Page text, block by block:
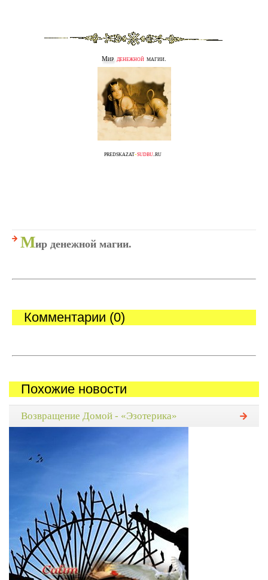
Мир денежноймагии.
predskazat-sudbu.ru
Мир денежной магии.
Комментарии (0)
Похожие новости
Возвращение Домой - «Эзотерика»